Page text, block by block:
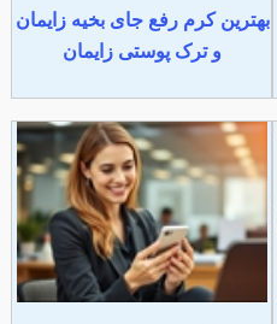
بهترین کرم رفع جای بخیه زایمان
و ترک پوستی زایمان